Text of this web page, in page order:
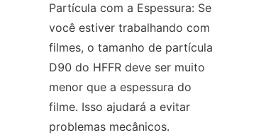
Partícula com a Espessura: Se
você estiver trabalhando com
filmes, o tamanho de partícula
D90 do HFFR deve ser muito
menor que a espessura do
filme. Isso ajudará a evitar
problemas mecânicos.